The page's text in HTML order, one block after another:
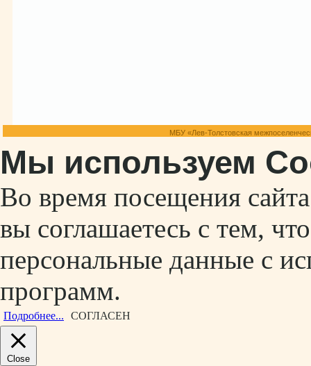
МБУ «Лев-Толстовская
Мы используем
Во время посещения
вы соглашаетесь с тем,
персональные данные с
программ.
Подробнее... СОГЛАСЕН
Close